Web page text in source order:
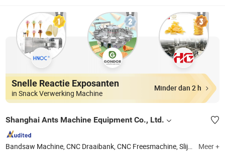
Snelle Reactie Exposanten
in Snack Verwerking Machine
Minder dan 2 h
Shanghai Ants Machine Equipment Co., Ltd.
Bandsaw Machine, CNC Draaibank, CNC Freesmachine, Slijpmachine, Boormachines, EDM Machine, Laser Snijmachine, Knipmachine, Persremmachine, Pijpbuigmachine Meer +